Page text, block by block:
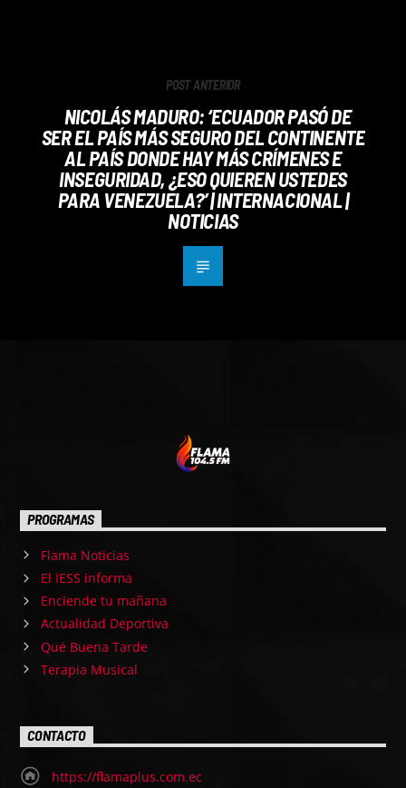
POST ANTERIOR
NICOLÁS MADURO: ‘ECUADOR PASÓ DE
SER EL PAÍS MÁS SEGURO DEL CONTINENTE
AL PAÍS DONDE HAY MÁS CRÍMENES E
INSEGURIDAD, ¿ESO QUIEREN USTEDES
PARA VENEZUELA?’ | INTERNACIONAL |
NOTICIAS
PROGRAMAS
Flama Noticias
El IESS informa
Enciende tu mañana
Actualidad Deportiva
Qué Buena Tarde
Terapia Musical
CONTACTO
https://flamaplus.com.ec